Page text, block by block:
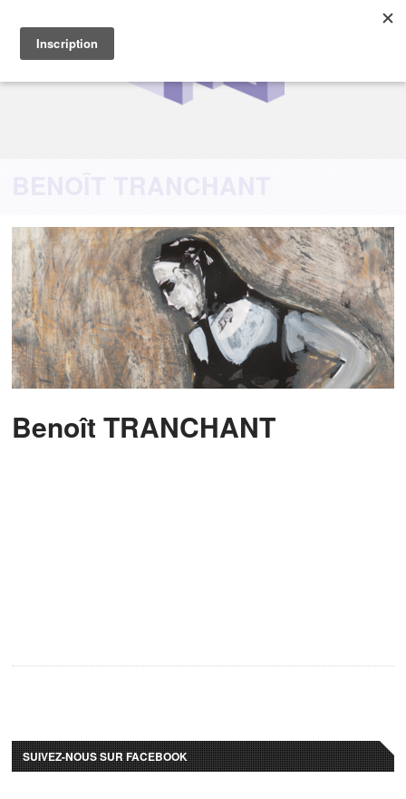
BENOÎT TRANCHANT
Benoît TRANCHANT
SUIVEZ-NOUS SUR FACEBOOK